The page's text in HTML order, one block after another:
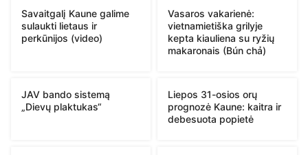
Savaitgalį Kaune galime
sulaukti lietaus ir
perkūnijos (video)
Vasaros vakarienė:
vietnamietiška grilyje
kepta kiauliena su ryžių
makaronais (Bún chả)
JAV bando sistemą
„Dievų plaktukas“
Liepos 31-osios orų
prognozė Kaune: kaitra ir
debesuota popietė